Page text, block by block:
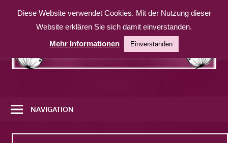
Inhalt
weitere
Website
NAVIGATION
Diese Website verwendet Cookies. Mit der Nutzung dieser
Website erklären Sie sich damit einverstanden.
Mehr Informationen
Einverstanden